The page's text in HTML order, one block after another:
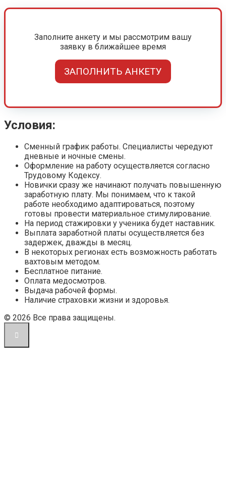
Заполните анкету и мы рассмотрим вашу
заявку в ближайшее время
ЗАПОЛНИТЬ АНКЕТУ
Условия:
Сменный график работы. Специалисты чередуют
дневные и ночные смены.
Оформление на работу осуществляется согласно
Трудовому Кодексу.
Новички сразу же начинают получать повышенную
заработную плату. Мы понимаем, что к такой
работе необходимо адаптироваться, поэтому
готовы провести материальное стимулирование.
На период стажировки у ученика будет наставник.
Выплата заработной платы осуществляется без
задержек, дважды в месяц.
В некоторых регионах есть возможность работать
вахтовым методом.
Бесплатное питание.
Оплата медосмотров.
Выдача рабочей формы.
Наличие страховки жизни и здоровья.
© 2026 Все права защищены.